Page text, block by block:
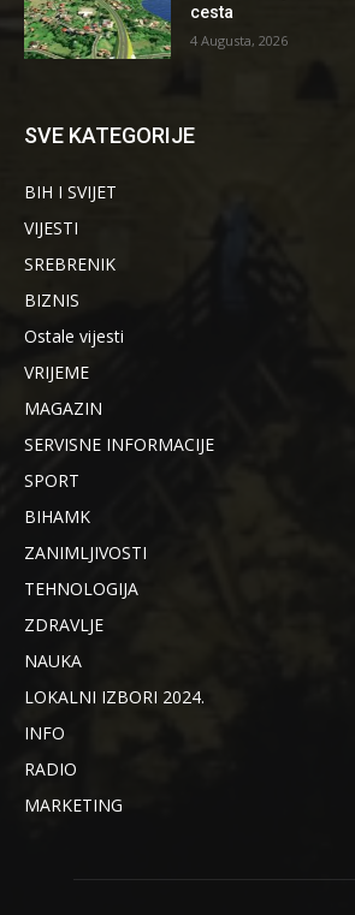
cesta
4 Augusta, 2026
SVE KATEGORIJE
BIH I SVIJET
VIJESTI
SREBRENIK
BIZNIS
Ostale vijesti
VRIJEME
MAGAZIN
SERVISNE INFORMACIJE
SPORT
BIHAMK
ZANIMLJIVOSTI
TEHNOLOGIJA
ZDRAVLJE
NAUKA
LOKALNI IZBORI 2024.
INFO
RADIO
MARKETING